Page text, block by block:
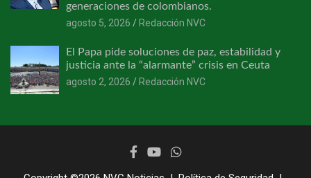
generaciones de colombianos.
agosto 5, 2026
Redacción NVC
El Papa pide soluciones de paz, estabilidad y
justicia ante la “alarmante” crisis en Ceuta
agosto 2, 2026
Redacción NVC